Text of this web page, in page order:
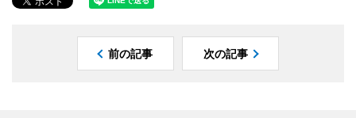
前の記事 次の記事